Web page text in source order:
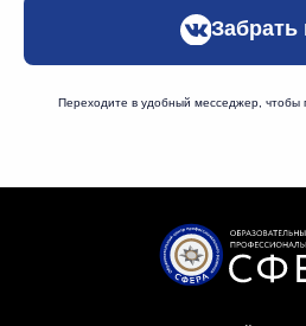
Забрать
Переходите в удобный месседжер, чтобы